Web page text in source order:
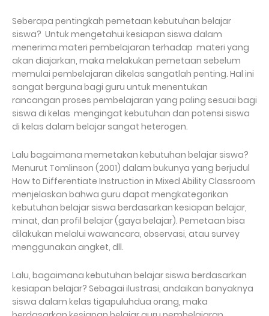
Seberapa pentingkah pemetaan kebutuhan belajar
siswa? Untuk mengetahui kesiapan siswa dalam
menerima materi pembelajaran terhadap materi yang
akan diajarkan, maka melakukan pemetaan sebelum
memulai pembelajaran dikelas sangatlah penting. Hal ini
sangat berguna bagi guru untuk menentukan
rancangan proses pembelajaran yang paling sesuai bagi
siswa di kelas mengingat kebutuhan dan potensi siswa
di kelas dalam belajar sangat heterogen.
Lalu bagaimana memetakan kebutuhan belajar siswa?
Menurut Tomlinson (2001) dalam bukunya yang berjudul
How to Differentiate Instruction in Mixed Ability Classroom
menjelaskan bahwa guru dapat mengkategorikan
kebutuhan belajar siswa berdasarkan kesiapan belajar,
minat, dan profil belajar (gaya belajar). Pemetaan bisa
dilakukan melalui wawancara, observasi, atau survey
menggunakan angket, dll.
Lalu, bagaimana kebutuhan belajar siswa berdasarkan
kesiapan belajar? Sebagai ilustrasi, andaikan banyaknya
siswa dalam kelas tigapuluhdua orang, maka